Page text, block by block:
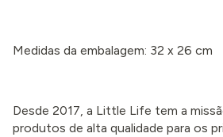
Medidas da embalagem: 32 x 26 cm
Desde 2017, a Little Life tem a
produtos de alta qualidade para os